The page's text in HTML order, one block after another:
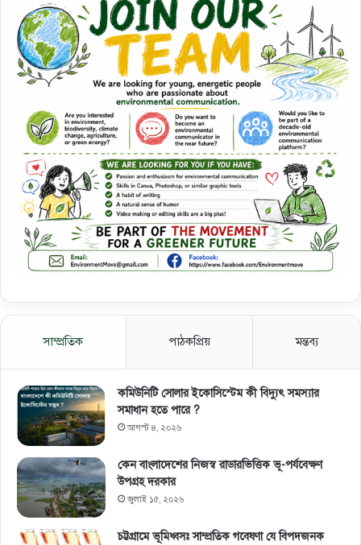
সাম্প্রতিক পাঠকপ্রিয় মন্তব্য
কমিউনিটি সোলার ইকোসিস্টেম কী বিদ্যুৎ সমস্যার
সমাধান হতে পারে ?
আগস্ট ৪, ২০২৬
কেন বাংলাদেশের নিজস্ব রাডারভিত্তিক ভূ-পর্যবেক্ষণ
উপগ্রহ দরকার
জুলাই ১৫, ২০২৬
চট্টগ্রামে ভূমিধ্বসঃ সাম্প্রতিক গবেষণা যে বিপদজনক